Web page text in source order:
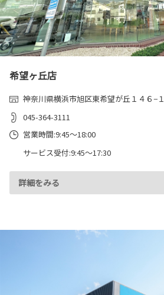
希望ヶ丘店
神奈川県横浜市旭区東希望が丘１４６−１
045-364-3111
営業時間:9:45～18:00
サービス受付:9:45～17:30
詳細をみる